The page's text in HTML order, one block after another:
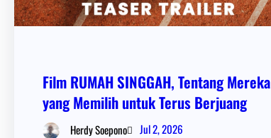
Film RUMAH SINGGAH, Tentang Mereka
yang Memilih untuk Terus Berjuang
Herdy Soepono Jul 2, 2026